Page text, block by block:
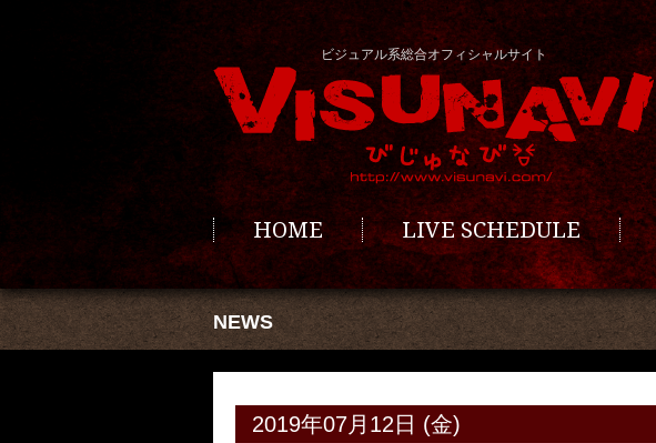
ビジュアル系総合オフィシャルサイト
HOME LIVE SCHEDULE
NEWS
2019年07月12日 (金)